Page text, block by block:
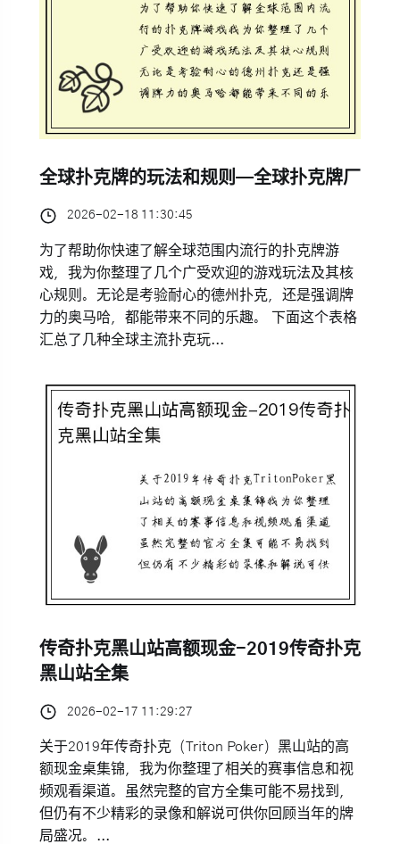
全球扑克牌的玩法和规则—全球扑克牌厂
2026-02-18 11:30:45
为了帮助你快速了解全球范围内流行的扑克牌游
戏，我为你整理了几个广受欢迎的游戏玩法及其核
心规则。无论是考验耐心的德州扑克，还是强调牌
力的奥马哈，都能带来不同的乐趣。 下面这个表格
汇总了几种全球主流扑克玩...
传奇扑克黑山站高额现金-2019传奇扑克
黑山站全集
2026-02-17 11:29:27
关于2019年传奇扑克（Triton Poker）黑山站的高
额现金桌集锦，我为你整理了相关的赛事信息和视
频观看渠道。虽然完整的官方全集可能不易找到，
但仍有不少精彩的录像和解说可供你回顾当年的牌
局盛况。...